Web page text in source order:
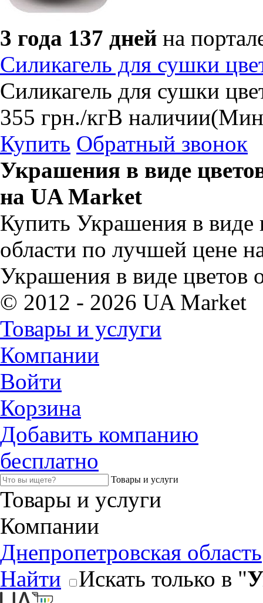
3 года 137 дней на
Силикагель для сушки
Cиликагель для сушки
355 грн./кгВ наличии
Купить Обратный звонок
Украшения в виде
на UA Market
Купить Украшения в виде
области по лучшей цене
Украшения в виде цветов
© 2012 - 2026 UA Market
Товары и услуги
Компании
Войти
Корзина
Добавить компанию
бесплатно
Товары и услуги
Товары и услуги
Компании
Днепропетровская область
Найти
Искать только в "